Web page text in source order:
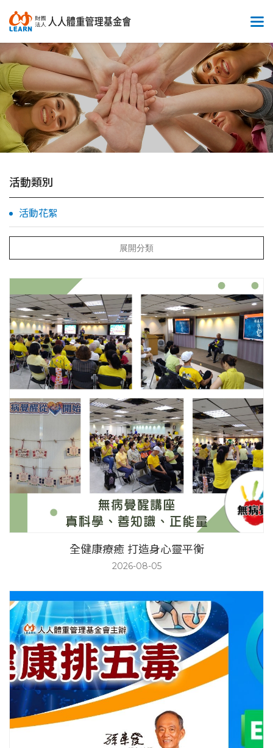
活動類別
活動花絮
全健康療癒 打造身心靈平衡
2026-08-05